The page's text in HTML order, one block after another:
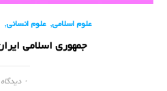
علوم اسلامی,علوم انسانی,
جمهوری اسلامی
۰ دیدگاه